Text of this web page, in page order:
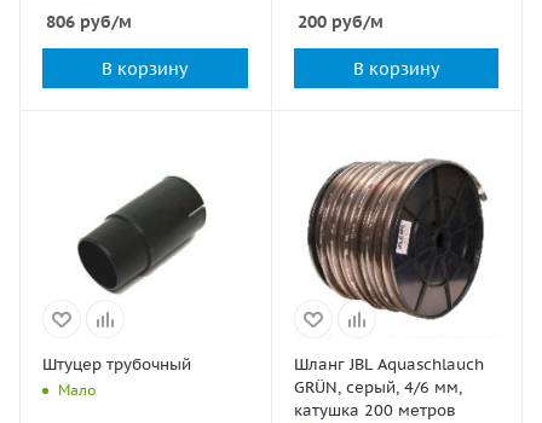
806 руб/м
В корзину
200руб/м
В корзину
Штуцер трубочный
Мало
Шланг JBL Aquaschlauch
GRÜN, серый, 4/6 мм,
катушка 200 метров